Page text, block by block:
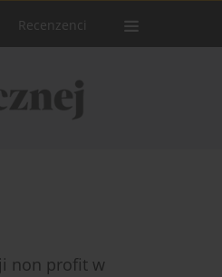
Recenzenci
non profit w